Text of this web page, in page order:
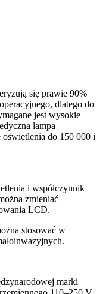
się prawie 90%
dlatego do
jest wysokie
lampa
oświetlenia do 150 000 i
i współczynnik
zmieniać
LCD.
stosować w
marki